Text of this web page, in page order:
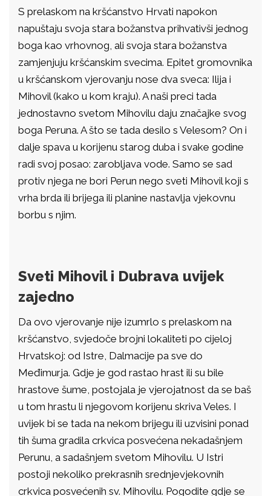
S prelaskom na kršćanstvo Hrvati napokon
napuštaju svoja stara božanstva prihvativši jednog
boga kao vrhovnog, ali svoja stara božanstva
zamjenjuju kršćanskim svecima. Epitet gromovnika
u kršćanskom vjerovanju nose dva sveca: Ilija i
Mihovil (kako u kom kraju). A naši preci tada
jednostavno svetom Mihovilu daju značajke svog
boga Peruna. A što se tada desilo s Velesom? On i
dalje spava u korijenu starog duba i svake godine
radi svoj posao: zarobljava vode. Samo se sad
protiv njega ne bori Perun nego sveti Mihovil koji s
vrha brda ili brijega ili planine nastavlja vjekovnu
borbu s njim.
Sveti Mihovil i Dubrava uvijek
zajedno
Da ovo vjerovanje nije izumrlo s prelaskom na
kršćanstvo, svjedoče brojni lokaliteti po cijeloj
Hrvatskoj: od Istre, Dalmacije pa sve do
Međimurja. Gdje je god rastao hrast ili su bile
hrastove šume, postojala je vjerojatnost da se baš
u tom hrastu li njegovom korijenu skriva Veles. I
uvijek bi se tada na nekom brijegu ili uzvisini ponad
tih šuma gradila crkvica posvećena nekadašnjem
Perunu, a sadašnjem svetom Mihovilu. U Istri
postoji nekoliko prekrasnih srednjevjekovnih
crkvica posvećenih sv. Mihovilu. Pogodite gdje se